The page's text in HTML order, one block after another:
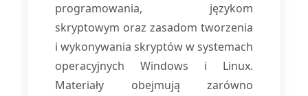
programowania, językom
skryptowym oraz zasadom tworzenia
i wykonywania skryptów w systemach
operacyjnych Windows i Linux.
Materiały obejmują zarówno